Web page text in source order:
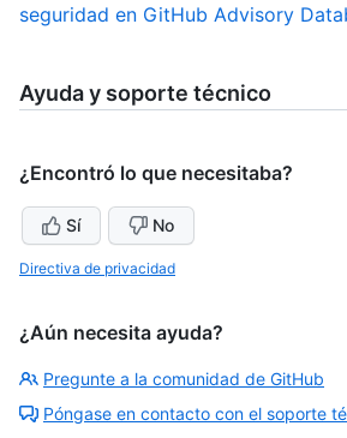
seguridad en GitHub Advisory
Ayuda y soporte técnico
¿Encontró lo que necesitaba?
Sí No
Directiva de privacidad
¿Aún necesita ayuda?
Pregunte a la comunidad de GitHub
Póngase en contacto con el soporte